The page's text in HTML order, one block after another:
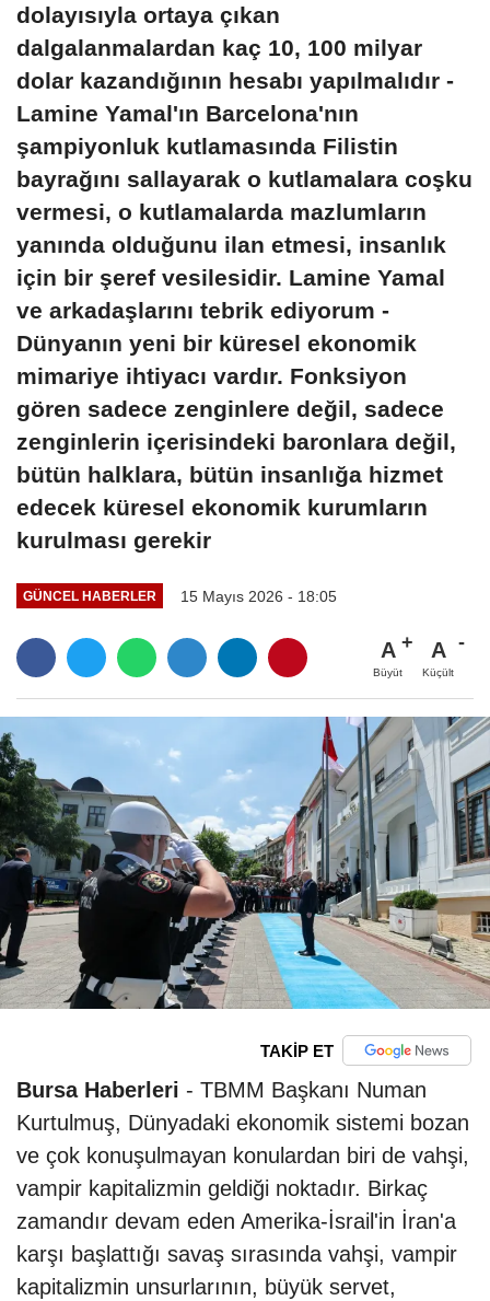
dolayısıyla ortaya çıkan
dalgalanmalardan kaç 10, 100 milyar
dolar kazandığının hesabı yapılmalıdır -
Lamine Yamal'ın Barcelona'nın
şampiyonluk kutlamasında Filistin
bayrağını sallayarak o kutlamalara coşku
vermesi, o kutlamalarda mazlumların
yanında olduğunu ilan etmesi, insanlık
için bir şeref vesilesidir. Lamine Yamal
ve arkadaşlarını tebrik ediyorum -
Dünyanın yeni bir küresel ekonomik
mimariye ihtiyacı vardır. Fonksiyon
gören sadece zenginlere değil, sadece
zenginlerin içerisindeki baronlara değil,
bütün halklara, bütün insanlığa hizmet
edecek küresel ekonomik kurumların
kurulması gerekir
GÜNCEL HABERLER 15 Mayıs 2026 - 18:05
A
Büyüt
A
Küçült
TAKİP ET
Bursa Haberleri - TBMM Başkanı Numan
Kurtulmuş, Dünyadaki ekonomik sistemi bozan
ve çok konuşulmayan konulardan biri de vahşi,
vampir kapitalizmin geldiği noktadır. Birkaç
zamandır devam eden Amerika-İsrail'in İran'a
karşı başlattığı savaş sırasında vahşi, vampir
kapitalizmin unsurlarının, büyük servet,